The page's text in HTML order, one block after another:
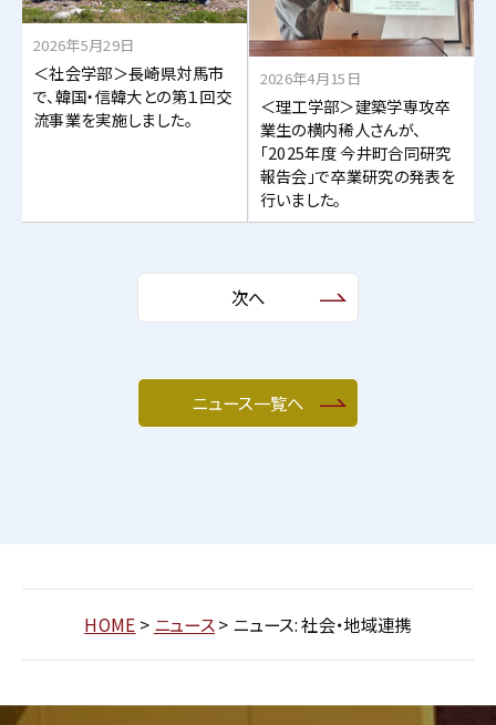
2026年5月29日
＜社会学部＞長崎県対馬市
で、韓国・信韓大との第１回交
流事業を実施しました。
2026年4月15日
＜理工学部＞建築学専攻卒
業生の横内稀人さんが、
「2025年度 今井町合同研究
報告会」で卒業研究の発表を
行いました。
次へ
ニュース一覧へ
HOME > ニュース> ニュース: 社会・地域連携